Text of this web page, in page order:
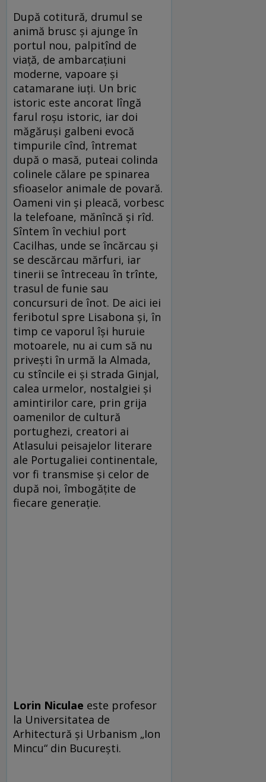
După cotitură, drumul se
animă brusc și ajunge în
portul nou, palpitînd de
viață, de ambarcațiuni
moderne, vapoare și
catamarane iuți. Un bric
istoric este ancorat lîngă
farul roșu istoric, iar doi
măgăruși galbeni evocă
timpurile cînd, întremat
după o masă, puteai colinda
colinele călare pe spinarea
sfioaselor animale de povară.
Oameni vin și pleacă, vorbesc
la telefoane, mănîncă și rîd.
Sîntem în vechiul port
Cacilhas, unde se încărcau și
se descărcau mărfuri, iar
tinerii se întreceau în trînte,
trasul de funie sau
concursuri de înot. De aici iei
feribotul spre Lisabona și, în
timp ce vaporul își huruie
motoarele, nu ai cum să nu
privești în urmă la Almada,
cu stîncile ei și strada Ginjal,
calea urmelor, nostalgiei și
amintirilor care, prin grija
oamenilor de cultură
portughezi, creatori ai
Atlasului peisajelor literare
ale Portugaliei continentale,
vor fi transmise și celor de
după noi, îmbogățite de
fiecare generație.
Lorin Niculae este profesor
la Universitatea de
Arhitectură și Urbanism „Ion
­Mincu“ din București.